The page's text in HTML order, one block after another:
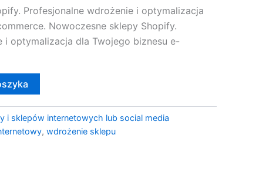
Profesjonalne wdrożenie i optymalizacja
Nowoczesne sklepy Shopify.
i optymalizacja dla Twojego biznesu e-
i sklepów internetowych lub social media
, wdrożenie sklepu